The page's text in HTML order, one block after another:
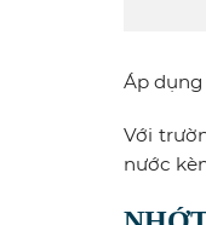
Áp
Với
nước